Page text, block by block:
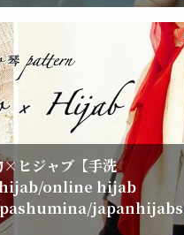
×ヒジャブ【手洗
online hijab